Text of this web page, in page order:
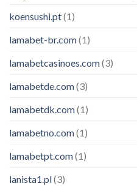
koensushi.pt(1)
lamabet-br.com(1)
lamabetcasinoes.com(3)
lamabetde.com(3)
lamabetdk.com(1)
lamabetno.com(1)
lamabetpt.com(1)
lanista1.pl(3)